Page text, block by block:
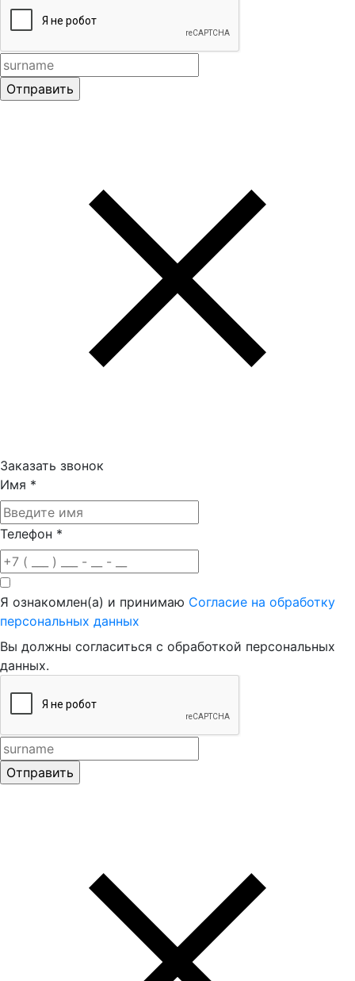
Заказать звонок
Имя *
Телефон *
Я ознакомлен(а) и принимаю Согласие на обработку
персональных данных
Вы должны согласиться с обработкой персональных
данных.